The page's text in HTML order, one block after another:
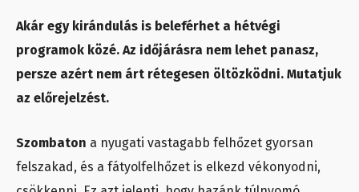
Akár egy kirándulás is beleférhet a hétvégi
programok közé. Az időjárásra nem lehet panasz,
persze azért nem árt rétegesen öltözködni. Mutatjuk
az előrejelzést.
Szombaton a nyugati vastagabb felhőzet gyorsan
felszakad, és a fátyolfelhőzet is elkezd vékonyodni,